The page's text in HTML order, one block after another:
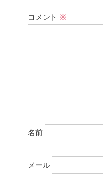
コメント ※
名前
メール